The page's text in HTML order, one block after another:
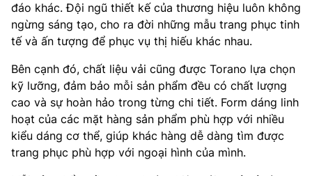
đáo khác. Đội ngũ thiết kế của thương hiệu luôn không
ngừng sáng tạo, cho ra đời những mẫu trang phục tinh
tế và ấn tượng để phục vụ thị hiếu khác nhau.
Bên cạnh đó, chất liệu vải cũng được Torano lựa chọn
kỹ lưỡng, đảm bảo mỗi sản phẩm đều có chất lượng
cao và sự hoàn hảo trong từng chi tiết. Form dáng linh
hoạt của các mặt hàng sản phẩm phù hợp với nhiều
kiểu dáng cơ thể, giúp khác hàng dễ dàng tìm được
trang phục phù hợp với ngoại hình của mình.